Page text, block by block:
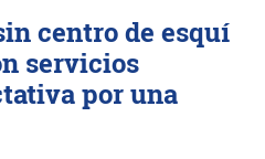
centro de esquí
servicios
por una